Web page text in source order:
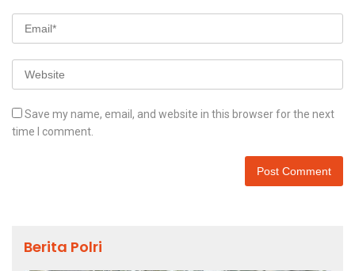
Save my name, email, and website in this browser for the next
time I comment.
Berita Polri